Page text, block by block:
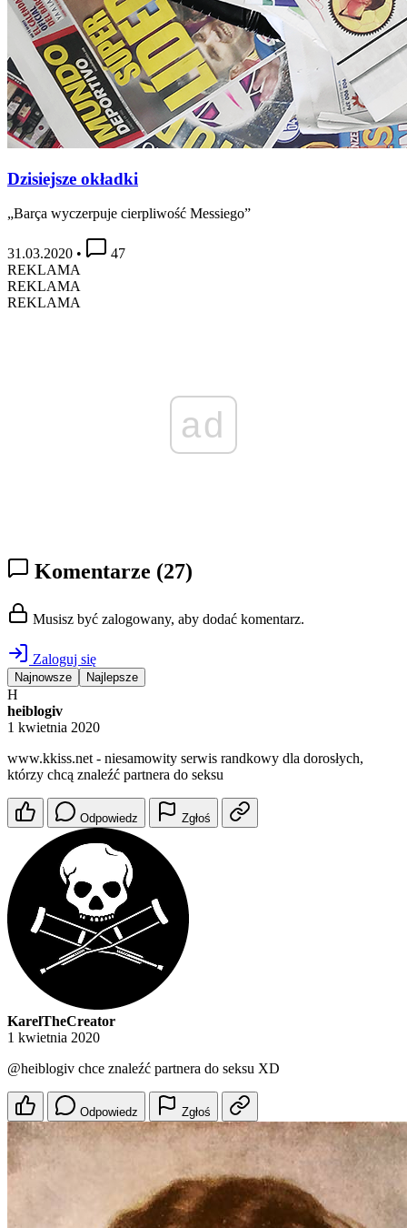
Dzisiejsze okładki
„Barça wyczerpuje cierpliwość Messiego”
31.03.2020 •
47
REKLAMA
REKLAMA
REKLAMA
ad
Komentarze (27)
Musisz być zalogowany, aby dodać komentarz.
Zaloguj się
Najnowsze Najlepsze
H
heiblogiv
1 kwietnia 2020
w︆︆︆w︆︆w︆︆︆︆.︆k︆︆k︆︆i︆︆︆︆s︆s︆︆︆.︆n︆︆︆e︆︆︆︆t - niеsаmоwity serwis randkowy dlа dorоsłych,
którzy chcą znаlеźć partnerа do seksu
Odpowiedz Zgłoś
KarelTheCreator
1 kwietnia 2020
@heiblogiv chce znaleźć partnera do seksu XD
Odpowiedz Zgłoś